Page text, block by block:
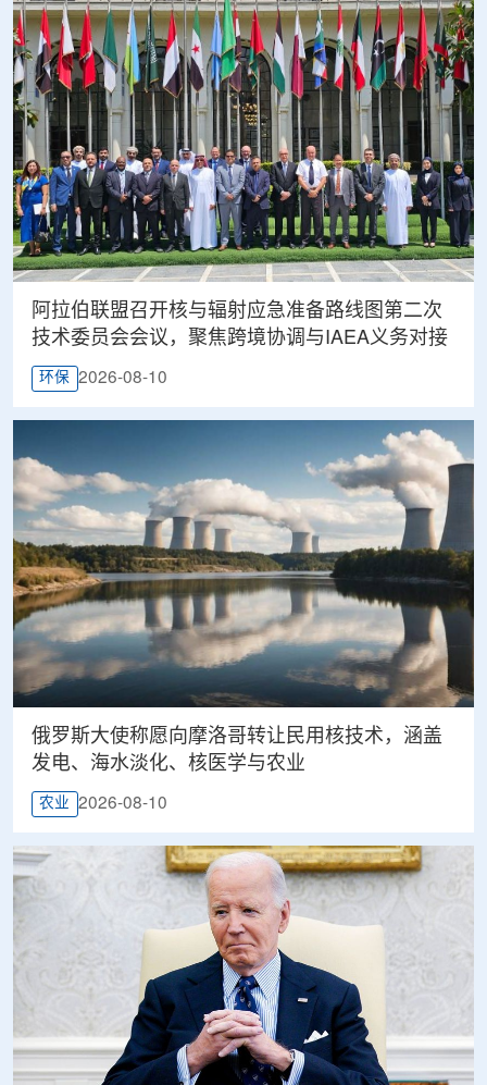
阿拉伯联盟召开核与辐射应急准备路线图第二次
技术委员会会议，聚焦跨境协调与IAEA义务对接
环保 2026-08-10
俄罗斯大使称愿向摩洛哥转让民用核技术，涵盖
发电、海水淡化、核医学与农业
农业 2026-08-10